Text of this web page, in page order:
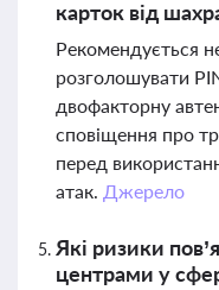
карток від
Рекомендується
розголошувати
двофакторну
сповіщення про
перед
атак. Джерело
Які ризики
центрами у